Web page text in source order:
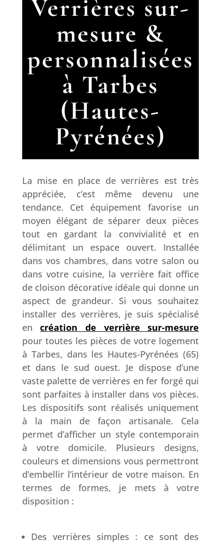
Verrières sur-
mesure &
personnalisées
à Tarbes
(Hautes-
Pyrénées)
La mise en place de verrières est très
appréciée, c’est même devenu une
tendance. Cet équipement favorise un
moyen élégant de séparer deux pièces
tout en gardant la convivialité et en
délimitant un espace ouvert. Installée
dans vos chambres, dans votre salon ou
dans votre cuisine, la verrière fait office
de cloison décorative idéale qui donne un
aspect de grandeur. Si vous souhaitez
installer des verrières, je suis spécialisé
encréation de verrière sur-mesure
pour toutes les pièces de votre logement
à Tarbes, dans les Hautes-Pyrénées (65)
et dans le sud ouest. Je dispose d’une
vaste palette de verrières en fer forgé qui
sont parfaites à installer dans vos pièces.
Les dispositifs sont réalisés uniquement
à la main de façon artisanale. Cela
permet d’afficher un style contemporain
à votre domicile. Plusieurs designs,
couleurs et dimensions vous permettront
d’embellir l’intérieur de votre maison. En
termes de formes, je mets à votre
disposition :
Des verrières simples : ce sont des